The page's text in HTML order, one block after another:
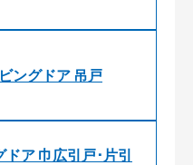
ングドア 吊戸
ア 巾広引戸･片引